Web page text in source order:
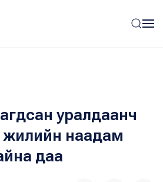
уралдаанч
жилийн наадам
даа